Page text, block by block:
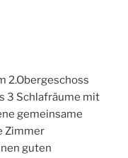
2.Obergeschoss
3 Schlafräume mit
gemeinsame
Zimmer
guten